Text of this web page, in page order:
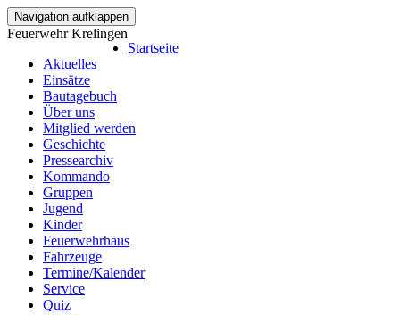
Navigation aufklappen
Feuerwehr Krelingen
Startseite
Aktuelles
Einsätze
Bautagebuch
Über uns
Mitglied werden
Geschichte
Pressearchiv
Kommando
Gruppen
Jugend
Kinder
Feuerwehrhaus
Fahrzeuge
Termine/Kalender
Service
Quiz